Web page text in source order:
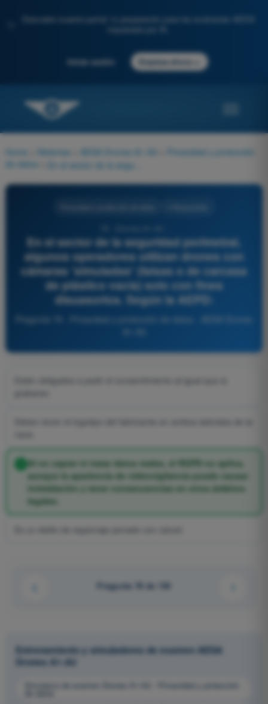
Descubre nuestro portal: tu preparación para los exámenes AESA
Iniciar sesión Empieza ahora
Home Materias AESA Drones A1-A3
Privacidad y protección
de datos
En el sector de la seguridad perimetral,
algunos operadores utilizan drones con
cámaras 'simuladas' (falsas o de carcasa
de plástico vacía) solo con fines
disuasorios. Según la AEPD:
Al no captar ni tratar datos reales, el RGPD no aplica,
aunque la apariencia de videovigilancia puede causar
intimidación y tener consecuencias en otros ámbitos
legales.
Pregunta 78 de 130
Entrenamiento y simuladores de examen AESA
Drones A1-A3
Simulacro de examen Drones A1-A3 - Privacidad y protección